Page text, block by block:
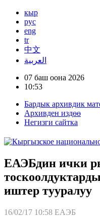
кыр
рус
eng
tr
中文
العربية
07 баш оона 2026
10:53
Бардык архивдик
Архивден издөө
Негизги сайтка
ЕАЭБдин ички
иштер тууралуу
16/02/17 10:58 ЕАЭБ